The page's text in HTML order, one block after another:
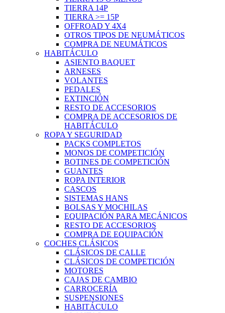
TIERRA 14P
TIERRA >= 15P
OFFROAD Y 4X4
OTROS TIPOS DE NEUMÁTICOS
COMPRA DE NEUMÁTICOS
HABITÁCULO
ASIENTO BAQUET
ARNESES
VOLANTES
PEDALES
EXTINCIÓN
RESTO DE ACCESORIOS
COMPRA DE ACCESORIOS DE
HABITÁCULO
ROPA Y SEGURIDAD
PACKS COMPLETOS
MONOS DE COMPETICIÓN
BOTINES DE COMPETICIÓN
GUANTES
ROPA INTERIOR
CASCOS
SISTEMAS HANS
BOLSAS Y MOCHILAS
EQUIPACIÓN PARA MECÁNICOS
RESTO DE ACCESORIOS
COMPRA DE EQUIPACIÓN
COCHES CLÁSICOS
CLÁSICOS DE CALLE
CLÁSICOS DE COMPETICIÓN
MOTORES
CAJAS DE CAMBIO
CARROCERÍA
SUSPENSIONES
HABITÁCULO